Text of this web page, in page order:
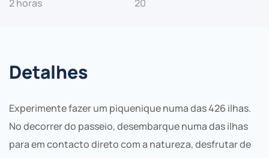
2 horas
20
Detalhes
Experimente fazer um piquenique numa das 426 ilhas.
No decorrer do passeio, desembarque numa das ilhas
para em contacto direto com a natureza, desfrutar de